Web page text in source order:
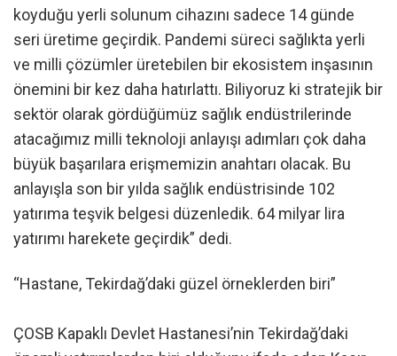
koyduğu yerli solunum cihazını sadece 14 günde
seri üretime geçirdik. Pandemi süreci sağlıkta yerli
ve milli çözümler üretebilen bir ekosistem inşasının
önemini bir kez daha hatırlattı. Biliyoruz ki stratejik bir
sektör olarak gördüğümüz sağlık endüstrilerinde
atacağımız milli teknoloji anlayışı adımları çok daha
büyük başarılara erişmemizin anahtarı olacak. Bu
anlayışla son bir yılda sağlık endüstrisinde 102
yatırıma teşvik belgesi düzenledik. 64 milyar lira
yatırımı harekete geçirdik” dedi.
“Hastane, Tekirdağ’daki güzel örneklerden biri”
ÇOSB Kapaklı Devlet Hastanesi’nin Tekirdağ’daki